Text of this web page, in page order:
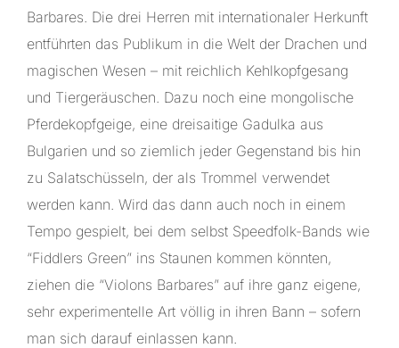
Barbares. Die drei Herren mit internationaler Herkunft
entführten das Publikum in die Welt der Drachen und
magischen Wesen – mit reichlich Kehlkopfgesang
und Tiergeräuschen. Dazu noch eine mongolische
Pferdekopfgeige, eine dreisaitige Gadulka aus
Bulgarien und so ziemlich jeder Gegenstand bis hin
zu Salatschüsseln, der als Trommel verwendet
werden kann. Wird das dann auch noch in einem
Tempo gespielt, bei dem selbst Speedfolk-Bands wie
“Fiddlers Green” ins Staunen kommen könnten,
ziehen die “Violons Barbares” auf ihre ganz eigene,
sehr experimentelle Art völlig in ihren Bann – sofern
man sich darauf einlassen kann.